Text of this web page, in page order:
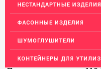
НЕСТАНДАРТНЫЕ ИЗДЕЛИЯ
ФАСОННЫЕ ИЗДЕЛИЯ
ШУМОГЛУШИТЕЛИ
КОНТЕЙНЕРЫ ДЛЯ